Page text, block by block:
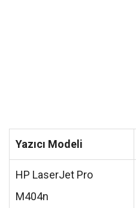
Yazıcı Modeli
HP LaserJet Pro
M404n